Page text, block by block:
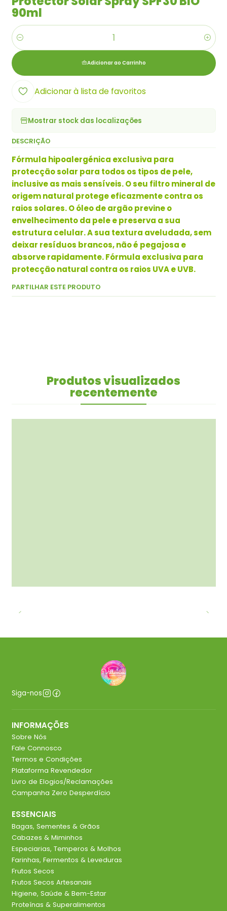
90ml
Quantidade
Adicionar ao Carrinho
Adicionar à lista de favoritos
Mostrar stock das localizações
DESCRIÇÃO
Fórmula hipoalergénica exclusiva para
protecção solar para todos os tipos de pele,
inclusive as mais sensíveis. O seu filtro mineral de
origem natural protege eficazmente contra os
raios solares. O óleo de argão previne o
envelhecimento da pele e preserva a sua
estrutura celular. A sua textura aveludada, sem
deixar resíduos brancos, não é pegajosa e
absorve rapidamente. Fórmula exclusiva para
protecção natural contra os raios UVA e UVB.
PARTILHAR ESTE PRODUTO
Produtos visualizados
recentemente
Siga-nos
INFORMAÇÕES
Sobre Nós
Fale Connosco
Termos e Condições
Plataforma Revendedor
Livro de Elogios/Reclamações
Campanha Zero Desperdício
ESSENCIAIS
Bagas, Sementes & Grãos
Cabazes & Miminhos
Especiarias, Temperos & Molhos
Farinhas, Fermentos & Leveduras
Frutos Secos
Frutos Secos Artesanais
Higiene, Saúde & Bem-Estar
Proteínas & Superalimentos